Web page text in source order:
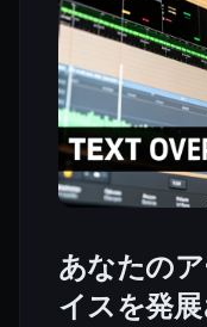
あなたの
イスを発